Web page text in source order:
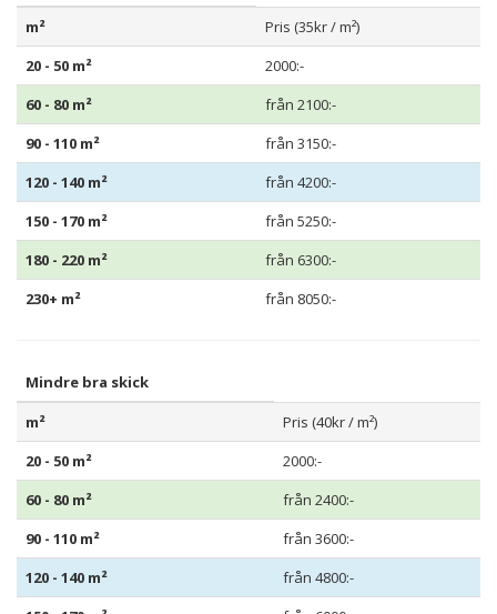
m²
Pris (35kr / m²)
20 - 50 m²
2000:-
60 - 80 m²
från 2100:-
90 - 110 m²
från 3150:-
120 - 140 m²
från 4200:-
150 - 170 m²
från 5250:-
180 - 220 m²
från 6300:-
230+ m²
från 8050:-
Mindre bra skick
m²
Pris (40kr / m²)
20 - 50 m²
2000:-
60 - 80 m²
från 2400:-
90 - 110 m²
från 3600:-
120 - 140 m²
från 4800:-